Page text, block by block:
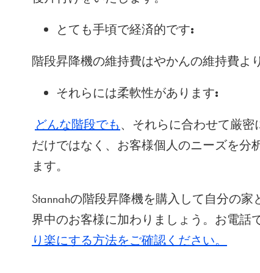
とても手頃で経済的です:
階段昇降機の維持費はやかんの維持費よ
それらには柔軟性があります:
どんな階段でも、それらに合わせて厳
だけではなく、お客様個人のニーズを分
ます。
Stannahの階段昇降機を購入して自分の
界中のお客様に加わりましょう。お電話
り楽にする方法をご確認ください。